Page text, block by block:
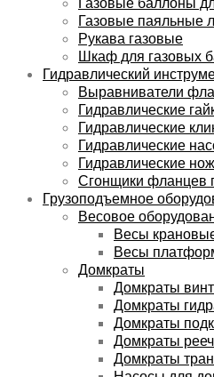
Газовые паяльные
Рукава газовые
Шкаф для газовых
Гидравлический
Выравниватели
Гидравлические
Гидравлические
Гидравлические
Гидравлические
Сгонщики фланцев
Грузоподъемное
Весовое
Весы
Весы
Домкраты
Домкраты
Домкраты
Домкраты
Домкраты
Домкраты